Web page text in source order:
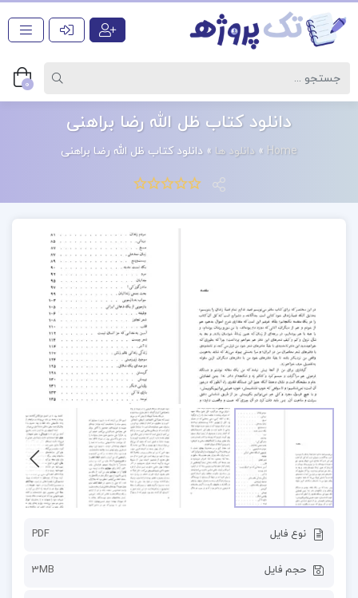
0
دانلود کتاب ظل الله رضا براهنی
Home
» دانلود ها » دانلود کتاب ظل الله رضا براهنی
نوع فایل PDF
حجم فایل 3MB